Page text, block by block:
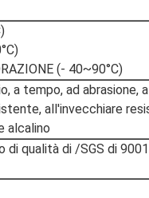
(- 40~90°C)
a tempo, ad abrasione,
all'invecchiare
alcalino
di qualità di /SGS di